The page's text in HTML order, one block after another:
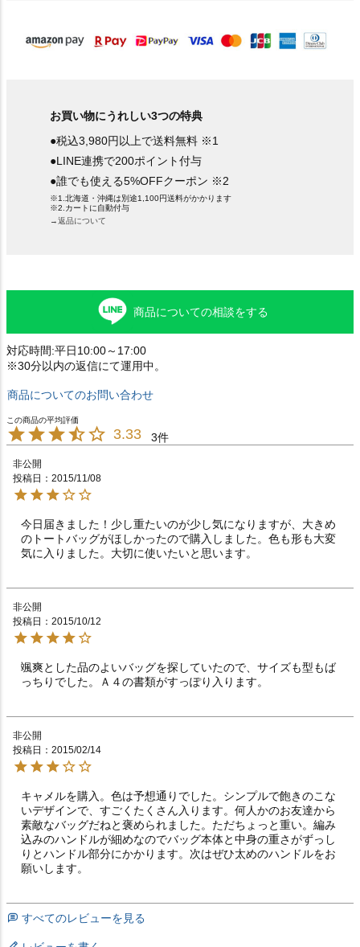
お買い物にうれしい3つの特典
●税込3,980円以上で送料無料 ※1
●LINE連携で200ポイント付与
●誰でも使える5%OFFクーポン ※2
※1.北海道・沖縄は別途1,100円送料がかかります
※2.カートに自動付与
→返品について
商品についての相談をする
対応時間:平日10:00～17:00
※30分以内の返信にて運用中。
商品についてのお問い合わせ
3.33 3
非公開
投稿日
2015/11/08
今日届きました！少し重たいのが少し気になりますが、大きめ
のトートバッグがほしかったので購入しました。色も形も大変
気に入りました。大切に使いたいと思います。
非公開
投稿日
2015/10/12
颯爽とした品のよいバッグを探していたので、サイズも型もば
っちりでした。Ａ４の書類がすっぽり入ります。
非公開
投稿日
2015/02/14
キャメルを購入。色は予想通りでした。シンプルで飽きのこな
いデザインで、すごくたくさん入ります。何人かのお友達から
素敵なバッグだねと褒められました。ただちょっと重い。編み
込みのハンドルが細めなのでバッグ本体と中身の重さがずっし
りとハンドル部分にかかります。次はぜひ太めのハンドルをお
願いします。
すべてのレビューを見る